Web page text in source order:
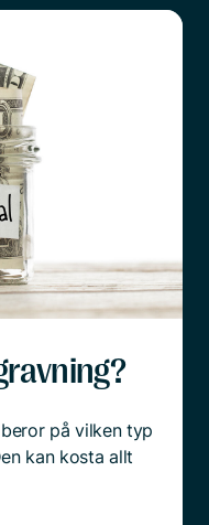
närstående
är. Hur
exempel efter
så är det
sak att börja
på vilken typ
kan kosta allt